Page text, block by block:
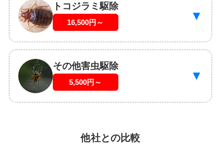
トコジラミ駆除
16,500円～ ▼
その他害虫駆除
5,500円～ ▼
他社との比較